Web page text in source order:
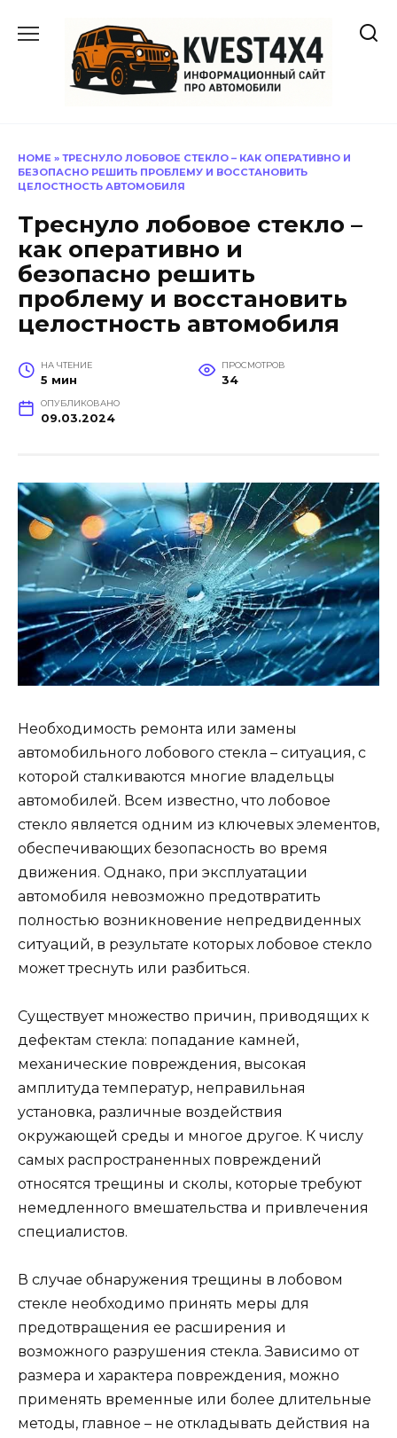
содержанию
HOME » ТРЕСНУЛО ЛОБОВОЕ СТЕКЛО – КАК ОПЕРАТИВНО И
БЕЗОПАСНО РЕШИТЬ ПРОБЛЕМУ И ВОССТАНОВИТЬ
ЦЕЛОСТНОСТЬ АВТОМОБИЛЯ
Треснуло лобовое стекло –
как оперативно и
безопасно решить
проблему и восстановить
целостность автомобиля
НА ЧТЕНИЕ
5 мин
ПРОСМОТРОВ
34
ОПУБЛИКОВАНО
09.03.2024
Необходимость ремонта или замены
автомобильного лобового стекла – ситуация, с
которой сталкиваются многие владельцы
автомобилей. Всем известно, что лобовое
стекло является одним из ключевых элементов,
обеспечивающих безопасность во время
движения. Однако, при эксплуатации
автомобиля невозможно предотвратить
полностью возникновение непредвиденных
ситуаций, в результате которых лобовое стекло
может треснуть или разбиться.
Существует множество причин, приводящих к
дефектам стекла: попадание камней,
механические повреждения, высокая
амплитуда температур, неправильная
установка, различные воздействия
окружающей среды и многое другое. К числу
самых распространенных повреждений
относятся трещины и сколы, которые требуют
немедленного вмешательства и привлечения
специалистов.
В случае обнаружения трещины в лобовом
стекле необходимо принять меры для
предотвращения ее расширения и
возможного разрушения стекла. Зависимо от
размера и характера повреждения, можно
применять временные или более длительные
методы, главное – не откладывать действия на